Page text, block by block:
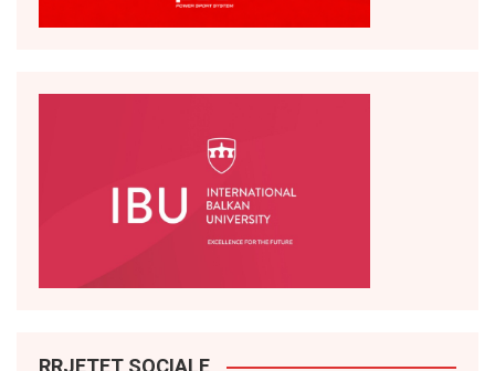
RRJETET SOCIALE